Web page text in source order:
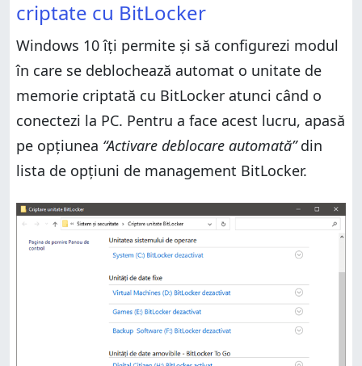
criptate cu BitLocker
Windows 10 îți permite și să configurezi modul
în care se deblochează automat o unitate de
memorie criptată cu BitLocker atunci când o
conectezi la PC. Pentru a face acest lucru, apasă
pe opțiunea “Activare deblocare automată”din
lista de opțiuni de management BitLocker.